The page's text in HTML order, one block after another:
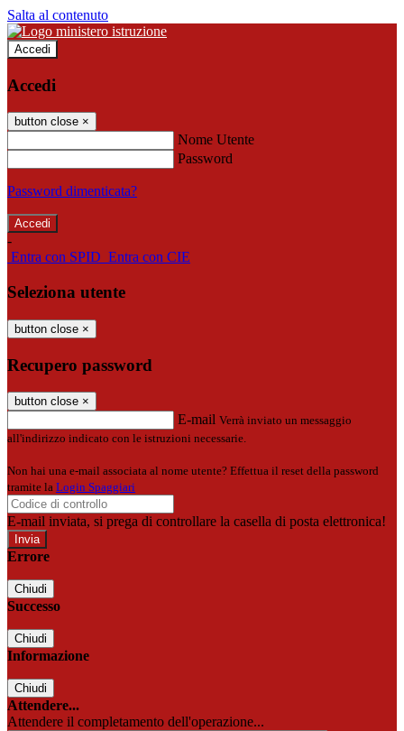
Salta al contenuto
Accedi
Accedi
button close ×
Nome Utente
Password
Password dimenticata?
-
Entra con SPID Entra con CIE
Seleziona utente
button close ×
Recupero password
button close ×
E-mail Verrà inviato un messaggio
all'indirizzo indicato con le istruzioni necessarie.
Non hai una e-mail associata al nome utente? Effettua il reset della password
tramite la Login Spaggiari
E-mail inviata, si prega di controllare la casella di posta elettronica!
Errore
Chiudi
Successo
Chiudi
Informazione
Chiudi
Attendere...
Attendere il completamento dell'operazione...